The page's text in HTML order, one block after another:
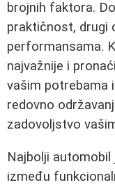
brojnih faktora.
praktičnost, drugi
performansama.
najvažnije i
vašim potrebama
redovno
zadovoljstvo
Najbolji
između